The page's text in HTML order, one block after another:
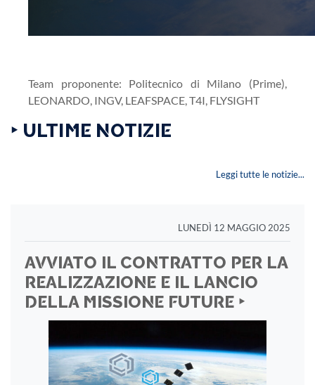
Team proponente: Politecnico di Milano (Prime),
LEONARDO, INGV, LEAFSPACE, T4I, FLYSIGHT
‣ ULTIME NOTIZIE
Leggi tutte le notizie...
LUNEDÌ 12 MAGGIO 2025
AVVIATO IL CONTRATTO PER LA
REALIZZAZIONE E IL LANCIO
DELLA MISSIONE FUTURE ‣